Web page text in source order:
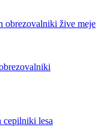
obrezovalniki žive meje
lesa